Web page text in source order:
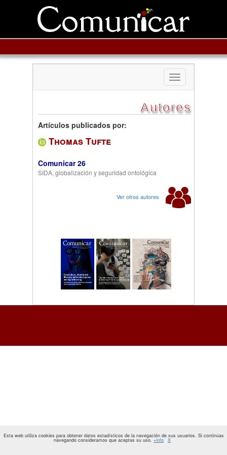
Toggle
navigation
Autores
Artículos publicados por:
Thomas Tufte
Comunicar 26
SIDA, globalización y seguridad ontológica
Ver otros autores
Esta web utiliza cookies para obtener datos estadísticos de la navegación de sus usuarios. Si continúas
navegando consideramos que aceptas su uso. +info X